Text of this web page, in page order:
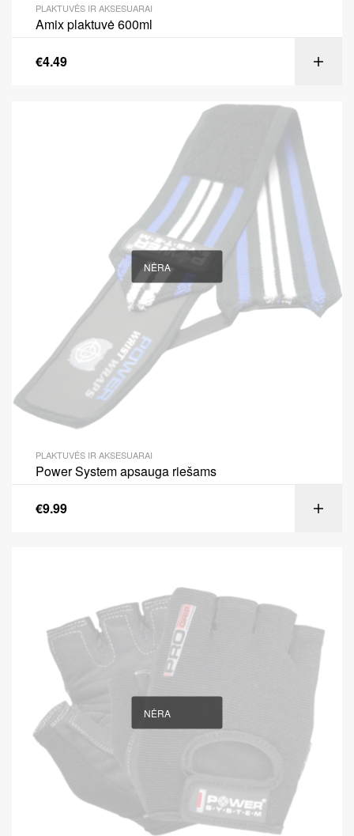
PLAKTUVĖS IR AKSESUARAI
Amix plaktuvė 600ml
€4.49
NĖRA
PLAKTUVĖS IR AKSESUARAI
Power System apsauga riešams
€9.99
NĖRA